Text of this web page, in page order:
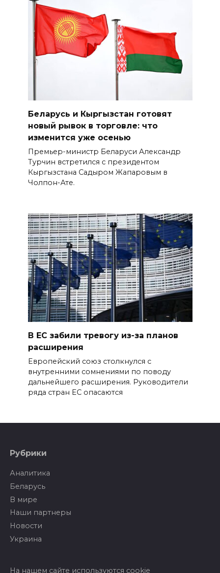
Беларусь и Кыргызстан готовят
новый рывок в торговле: что
изменится уже осенью
Премьер-министр Беларуси Александр
Турчин встретился с президентом
Кыргызстана Садыром Жапаровым в
Чолпон-Ате.
В ЕС забили тревогу из-за планов
расширения
Европейский союз столкнулся с
внутренними сомнениями по поводу
дальнейшего расширения. Руководители
ряда стран ЕС опасаются
Рубрики
Аналитика
Беларусь
В мире
Наши партнеры
Новости
Украина
На нашем сайте используются cookie